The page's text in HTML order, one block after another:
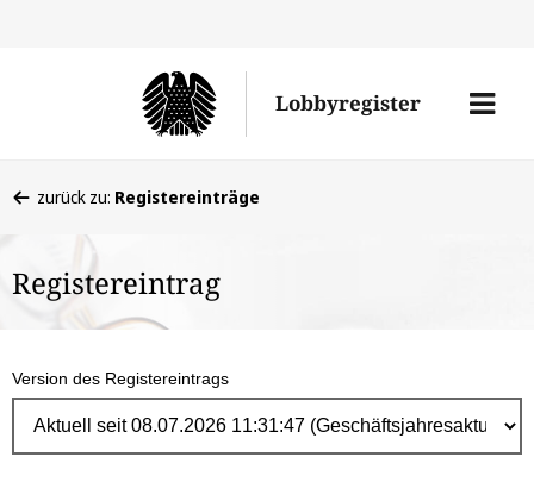
Lobbyregister
Menü
befinden
hier:
zurück zu: Registereinträge
Registereintrag
Version des Registereintrags